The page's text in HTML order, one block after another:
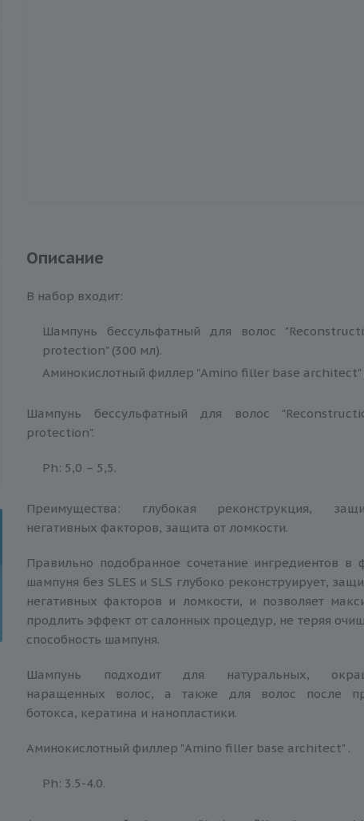
Описание
В набор входит:
Шампунь бессульфатный для волос
protection" (300 мл).
Аминокислотный филлер "Amino filler base architect"
Шампунь бессульфатный для волос
protection".
Ph: 5,0 – 5,5.
Преимущества: глубокая реконструкция,
негативных факторов, защита от ломкости.
Правильно подобранное сочетание ингредиентов в
шампуня без SLES и SLS глубоко реконструирует,
негативных факторов и ломкости, и позволяет
продлить эффект от салонных процедур, не теряя
способность шампуня.
Шампунь подходит для натуральных,
наращенных волос, а также для волос после
ботокса, кератина и нанопластики.
Аминокислотный филлер "Amino filler base architect" .
Ph: 3.5-4.0.